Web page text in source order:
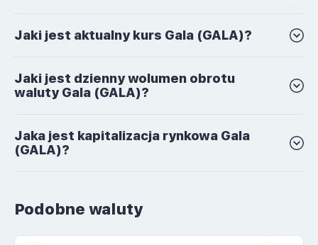
Jaki jest aktualny kurs Gala (GALA)?
Jaki jest dzienny wolumen obrotu
waluty Gala (GALA)?
Jaka jest kapitalizacja rynkowa Gala
(GALA)?
Podobne waluty